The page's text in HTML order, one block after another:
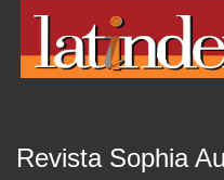
Revista Sophia